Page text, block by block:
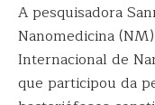
A pesquisadora
Nanomedicina
Internacional de
que participou da